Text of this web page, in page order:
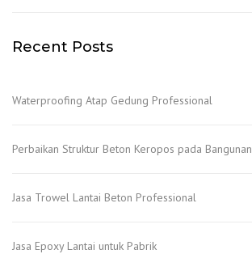
Recent Posts
Waterproofing Atap Gedung Professional
Perbaikan Struktur Beton Keropos pada Bangunan
Jasa Trowel Lantai Beton Professional
Jasa Epoxy Lantai untuk Pabrik